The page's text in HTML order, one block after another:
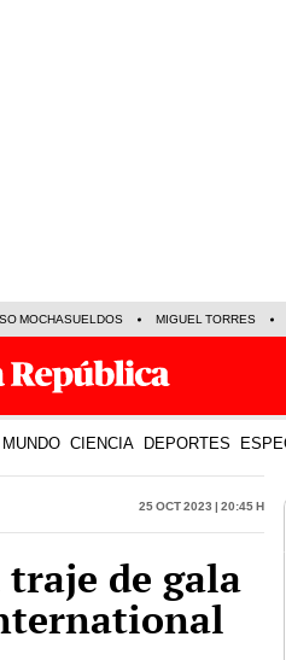
MOCHASUELDOS MIGUEL TORRES
MUNDO CIENCIA DEPORTES
25 Oct 2023 | 20:45 h
de gala